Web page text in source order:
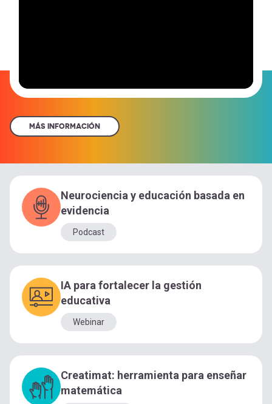
MÁS INFORMACIÓN
Neurociencia y educación basada en
evidencia
Podcast
IA para fortalecer la gestión
educativa
Webinar
Creatimat: herramienta para enseñar
matemática